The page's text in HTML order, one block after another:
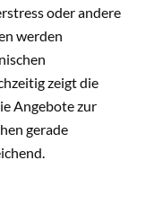
oder andere
werden
zeigt die
Angebote zur
gerade